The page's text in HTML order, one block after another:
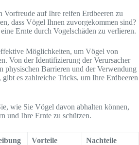
Vorfreude auf Ihre reifen Erdbeeren zu
dass Vögel Ihnen zuvorgekommen sind?
Ernte durch Vogelschäden zu verlieren.
Möglichkeiten, um Vögel von
Von der Identifizierung der Verursacher
physischen Barrieren und der Verwendung
es zahlreiche Tricks, um Ihre Erdbeeren
wie Sie Vögel davon abhalten können,
und Ihre Ernte zu schützen.
Vorteile Nachteile